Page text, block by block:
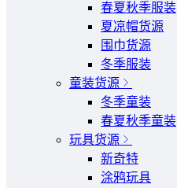
春夏秋季服装
夏凉帽货源
围巾货源
冬季服装
童装货源
冬季童装
春夏秋季童装
玩具货源
新奇特
涂鸦玩具